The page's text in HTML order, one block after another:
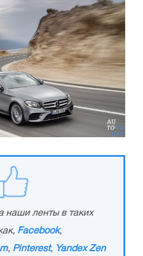
наши ленты в таких
Facebook,
, Pinterest, Yandex Zen